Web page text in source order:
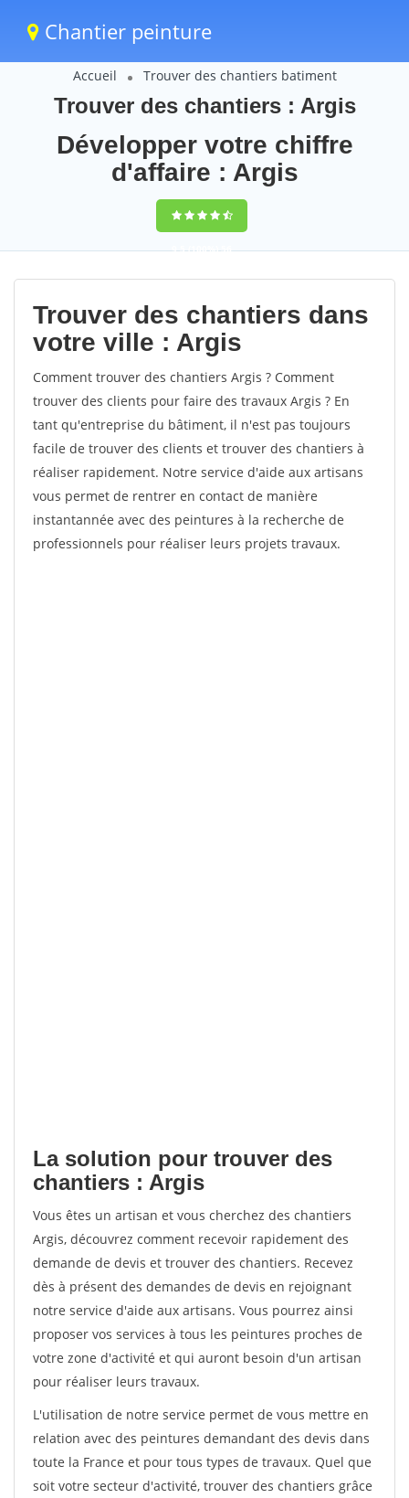
Chantier peinture
Accueil Trouver des chantiers batiment
Trouver des chantiers : Argis
Développer votre chiffre
d'affaire : Argis
9,5(100%)56
votes
Trouver des chantiers dans
votre ville : Argis
Comment trouver des chantiers Argis ? Comment
trouver des clients pour faire des travaux Argis ? En
tant qu'entreprise du bâtiment, il n'est pas toujours
facile de trouver des clients et trouver des chantiers à
réaliser rapidement. Notre service d'aide aux artisans
vous permet de rentrer en contact de manière
instantannée avec des peintures à la recherche de
professionnels pour réaliser leurs projets travaux.
La solution pour trouver des
chantiers : Argis
Vous êtes un artisan et vous cherchez des chantiers
Argis, découvrez comment recevoir rapidement des
demande de devis et trouver des chantiers. Recevez
dès à présent des demandes de devis en rejoignant
notre service d'aide aux artisans. Vous pourrez ainsi
proposer vos services à tous les peintures proches de
votre zone d'activité et qui auront besoin d'un artisan
pour réaliser leurs travaux.
L'utilisation de notre service permet de vous mettre en
relation avec des peintures demandant des devis dans
toute la France et pour tous types de travaux. Quel que
soit votre secteur d'activité, trouver des chantiers grâce